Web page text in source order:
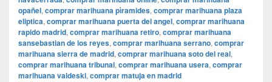
opañel, comprar marihuana pìramides, comprar marihuana plaza
eliptica, comprar marihuana puerta del angel, comprar marihuana
rapido madrid, comprar marihuana retiro, comprar marihuana
sansebastian de los reyes, comprar marihuana serrano, comprar
marihuana sierra de madrid, comprar marihuana soto del real,
comprar marihuana tribunal, comprar marihuana usera, comprar
marihuana valdeski, comprar matuja en madrid